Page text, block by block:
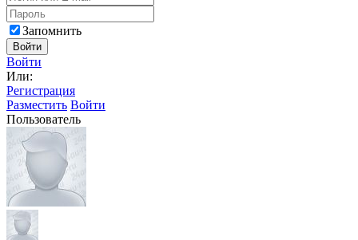
Запомнить
Войти
Войти
Или:
Регистрация
Разместить Войти
Пользователь